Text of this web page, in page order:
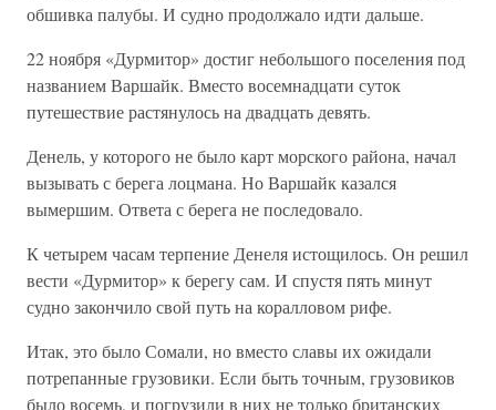
обшивка палубы. И судно продолжало идти дальше.
22 ноября «Дурмитор» достиг небольшого поселения под
названием Варшайк. Вместо восемнадцати суток
путешествие растянулось на двадцать девять.
Денель, у которого не было карт морского района, начал
вызывать с берега лоцмана. Но Варшайк казался
вымершим. Ответа с берега не последовало.
К четырем часам терпение Денеля истощилось. Он решил
вести «Дурмитор» к берегу сам. И спустя пять минут
судно закончило свой путь на коралловом рифе.
Итак, это было Сомали, но вместо славы их ожидали
потрепанные грузовики. Если быть точным, грузовиков
было восемь, и погрузили в них не только британских